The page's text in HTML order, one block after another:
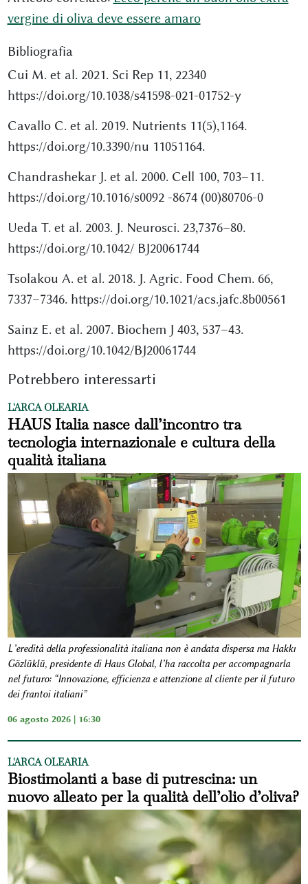
vergine di oliva deve essere amaro
Bibliografia
Cui M. et al. 2021. Sci Rep 11, 22340
https://doi.org/10.1038/s41598-021-01752-y
Cavallo C. et al. 2019. Nutrients 11(5),1164.
https://doi.org/10.3390/nu 11051164.
Chandrashekar J. et al. 2000. Cell 100, 703–11.
https://doi.org/10.1016/s0092 -8674 (00)80706-0
Ueda T. et al. 2003. J. Neurosci. 23,7376–80.
https://doi.org/10.1042/ BJ20061744
Tsolakou A. et al. 2018. J. Agric. Food Chem. 66,
7337–7346. https://doi.org/10.1021/acs.jafc.8b00561
Sainz E. et al. 2007. Biochem J 403, 537–43.
https://doi.org/10.1042/BJ20061744
Potrebbero interessarti
L'ARCA OLEARIA
HAUS Italia nasce dall’incontro tra
tecnologia internazionale e cultura della
qualità italiana
L’eredità della professionalità italiana non è andata dispersa ma Hakkı
Gözlüklü, presidente di Haus Global, l’ha raccolta per accompagnarla
nel futuro: “Innovazione, efficienza e attenzione al cliente per il futuro
dei frantoi italiani”
06 agosto 2026 | 16:30
L'ARCA OLEARIA
Biostimolanti a base di putrescina: un
nuovo alleato per la qualità dell’olio d’oliva?